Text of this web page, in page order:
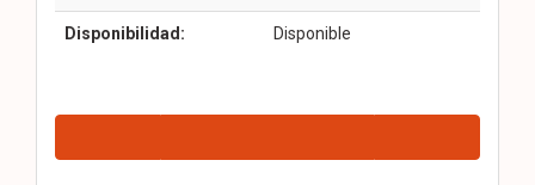
Disponibilidad: Disponible